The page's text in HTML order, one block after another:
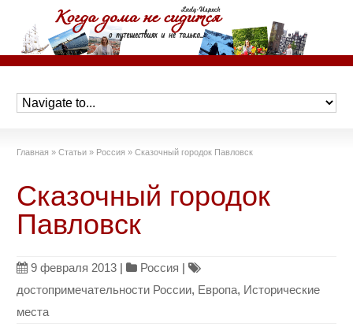
Главная » Статьи » Россия » Сказочный городок Павловск
Сказочный городок
Павловск
9 февраля 2013 | Россия |
достопримечательности России, Европа, Исторические
места